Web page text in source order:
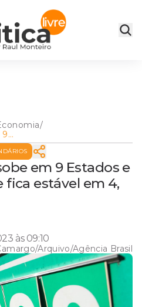
/
e
em 9 Estados e
fica estável em 4,
às 09:10
Arquivo/Agência Brasil